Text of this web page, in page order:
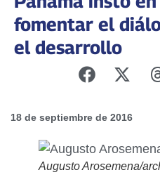
fomentar el
el desarrollo
18 de septiembre de 2016
Augusto Arosemena/